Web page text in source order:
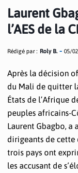
Laurent
l’AES de la
Rédigé par : Roly B. 05/
Après la décision
du Mali de quitter
États de l’Afrique
peuples africains-
Laurent Gbagbo, a
dirigeants de cette
trois pays ont
les accusant de